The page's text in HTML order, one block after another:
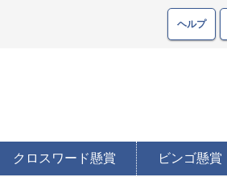
ヘルプ
クロスワード懸賞 ビンゴ懸賞